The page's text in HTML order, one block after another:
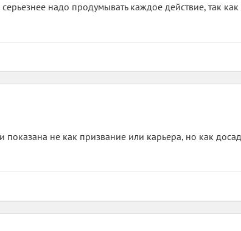
надо продумывать каждое действие, так
не как призвание или карьера, но как